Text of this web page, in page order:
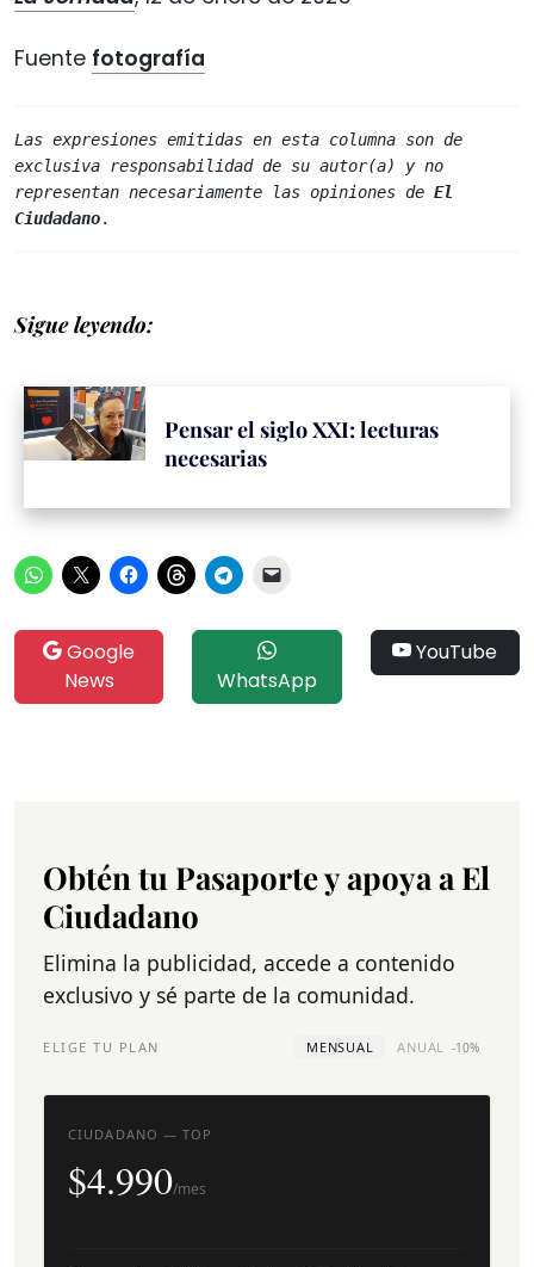
Fuente fotografía
Las expresiones emitidas en esta columna son de
exclusiva responsabilidad de su autor(a) y no
representan necesariamente las opiniones de El
Ciudadano.
Sigue leyendo:
Pensar el siglo XXI: lecturas
necesarias
Google
News
WhatsApp
YouTube
Obtén tu Pasaporte y apoya a El
Ciudadano
Elimina la publicidad, accede a contenido
exclusivo y sé parte de la comunidad.
ELIGE TU PLAN MENSUAL ANUAL -10%
CIUDADANO — TOP
$4.990/mes